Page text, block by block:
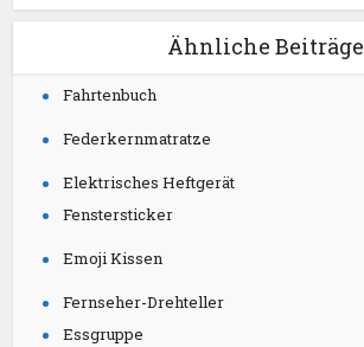
Ähnliche Beiträge
Fahrtenbuch
Federkernmatratze
Elektrisches Heftgerät
Fenstersticker
Emoji Kissen
Fernseher-Drehteller
Essgruppe